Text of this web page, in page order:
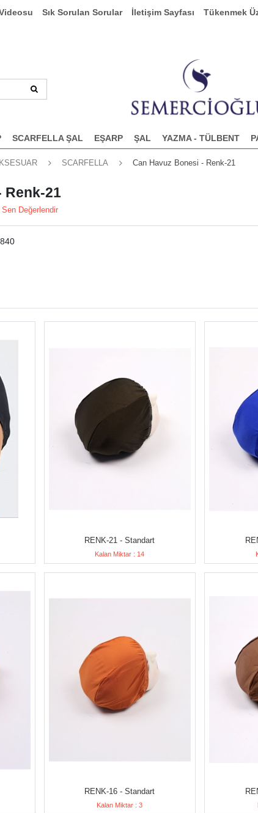
Sık Sorulan Sorular İletişim Sayfası Tükenmek
SCARFELLA ŞAL EŞARP ŞAL YAZMA - TÜLBENT
SCARFELLA Can Havuz Bonesi - Renk-21
Renk-21
Sen Değerlendir
RENK-21 - Standart
Kalan Miktar : 14
RENK-16 - Standart
Kalan Miktar : 3